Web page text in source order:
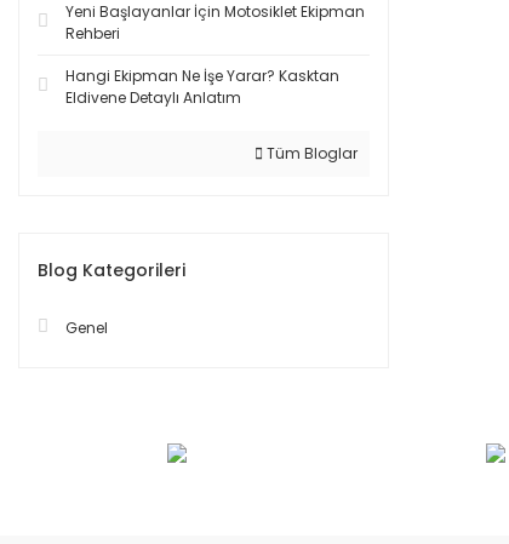
Yeni Başlayanlar İçin Motosiklet Ekipman
Rehberi
Hangi Ekipman Ne İşe Yarar? Kasktan
Eldivene Detaylı Anlatım
Tüm Bloglar
Blog Kategorileri
Genel